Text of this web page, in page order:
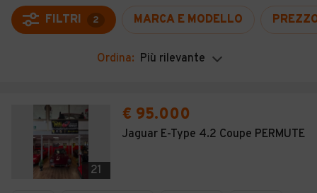
Auto Km 0
Auto Nuove
Noleggio a lungo termine
Moto
Camper
Veicoli Commerciali
ACCEDI
FILTRI 2 MARCA E MODELLO
Ordina: Più rilevante
21
€ 95.000
Jaguar E-Type 4.2 Coupe PERMUTE